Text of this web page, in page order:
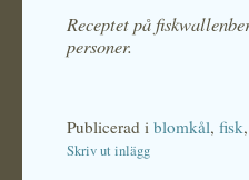
Receptet på
personer.
Publicerad i blomkål, fisk,
Skriv ut inlägg